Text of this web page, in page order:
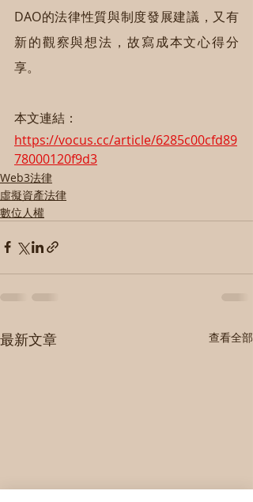
DAO的法律性質與制度發展建議，又有
新的觀察與想法，故寫成本文心得分
享。
本文連結：
https://vocus.cc/article/6285c00cfd89
78000120f9d3
Web3法律
虛擬資產法律
數位人權
最新文章 查看全部